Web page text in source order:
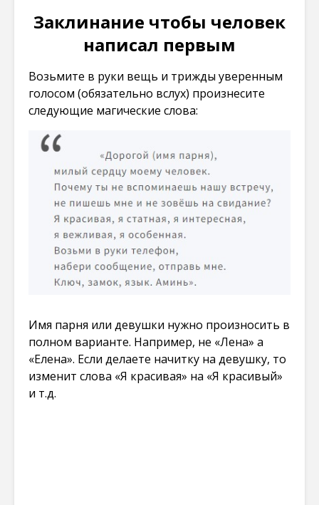
Заклинание чтобы человек
написал первым
Возьмите в руки вещь и трижды уверенным
голосом (обязательно вслух) произнесите
следующие магические слова:
Имя парня или девушки нужно произносить в
полном варианте. Например, не «Лена» а
«Елена». Если делаете начитку на девушку, то
изменит слова «Я красивая» на «Я красивый»
и т.д.